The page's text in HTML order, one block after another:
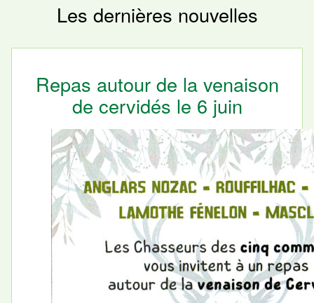
Les dernières nouvelles
Repas autour de la venaison
de cervidés le 6 juin